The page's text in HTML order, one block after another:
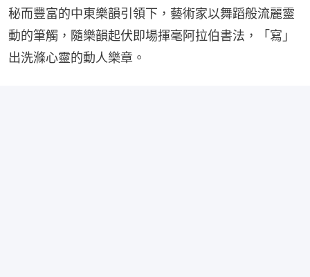
秘而豐富的中東樂韻引領下，藝術家以舞蹈般流麗靈
動的筆觸，隨樂韻起伏即場揮毫阿拉伯書法，「寫」
出洗滌心靈的動人樂章。